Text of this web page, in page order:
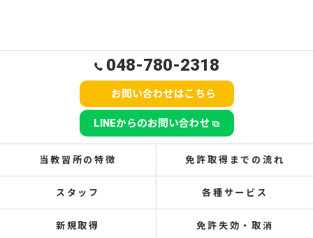
048-780-2318
お問い合わせはこちら
LINEからのお問い合わせ
当教習所の特徴 免許取得までの流れ
スタッフ 各種サービス
新規取得 免許失効・取消